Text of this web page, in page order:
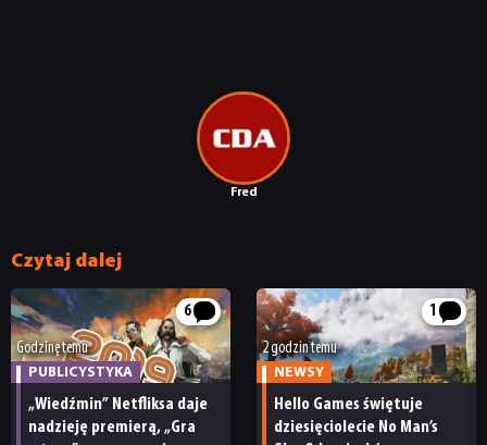
Fred
Czytaj dalej
6
Godzinę temu
PUBLICYSTYKA
„Wiedźmin” Netfliksa daje
nadzieję premierą, „Gra
1
2 godzin temu
NEWSY
Hello Games świętuje
dziesięciolecie No Man’s